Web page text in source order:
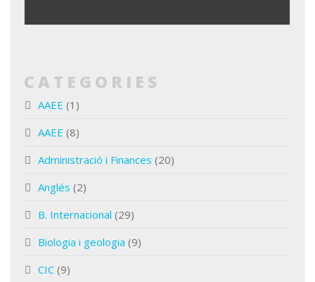
CATEGORIES
AAEE (1)
AAEE (8)
Administració i Finances (20)
Anglés (2)
B. Internacional (29)
Biologia i geologia (9)
CIC (9)